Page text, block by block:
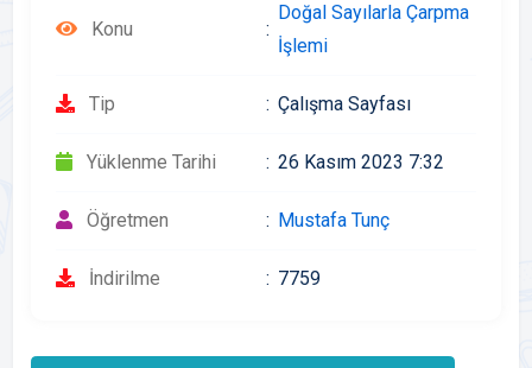
Konu
Doğal Sayılarla Çarpma
İşlemi
Tip Çalışma Sayfası
Yüklenme Tarihi 26 Kasım 2023 7:32
Öğretmen Mustafa Tunç
İndirilme 7759